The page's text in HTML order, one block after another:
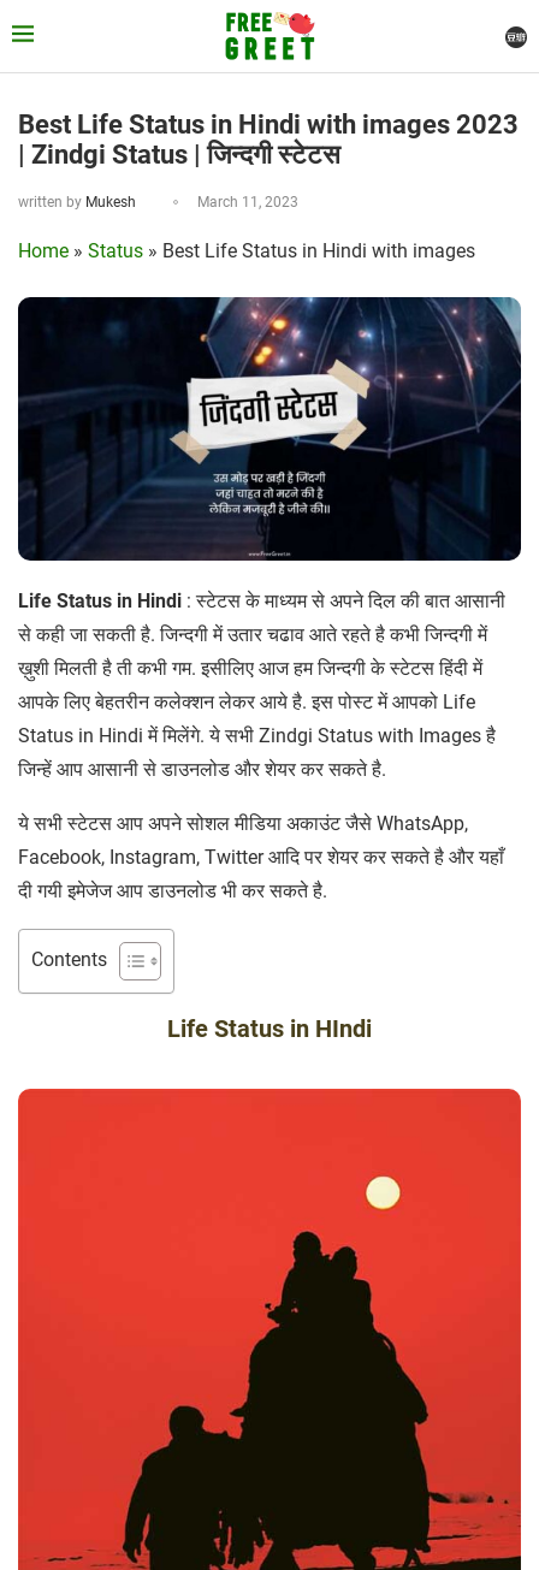
Best Life Status in Hindi with images 2023
| Zindgi Status | जिन्दगी स्टेटस
written by Mukesh March 11, 2023
Home » Status » Best Life Status in Hindi with images
Life Status in Hindi : स्टेटस के माध्यम से अपने दिल की बात आसानी
से कही जा सकती है. जिन्दगी में उतार चढाव आते रहते है कभी जिन्दगी में
ख़ुशी मिलती है ती कभी गम. इसीलिए आज हम जिन्दगी के स्टेटस हिंदी में
आपके लिए बेहतरीन कलेक्शन लेकर आये है. इस पोस्ट में आपको Life
Status in Hindi में मिलेंगे. ये सभी Zindgi Status with Images है
जिन्हें आप आसानी से डाउनलोड और शेयर कर सकते है.
ये सभी स्टेटस आप अपने सोशल मीडिया अकाउंट जैसे WhatsApp,
Facebook, Instagram, Twitter आदि पर शेयर कर सकते है और यहाँ
दी गयी इमेजेज आप डाउनलोड भी कर सकते है.
Contents
Life Status in HIndi